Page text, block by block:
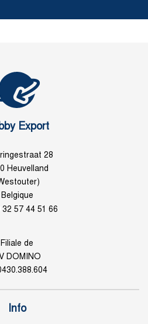
Export
28
Heuvelland
Belgique
32 57 44 51 66
Filiale de
DOMINO
Info